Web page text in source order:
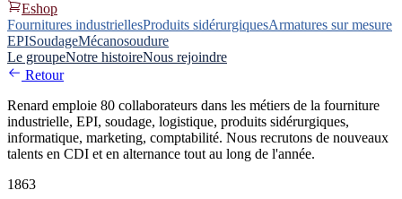
Eshop
Fournitures industriellesProduits sidérurgiquesArmatures sur mesure
EPISoudageMécanosoudure
Le groupeNotre histoireNous rejoindre
Retour
Renard emploie 80 collaborateurs dans les métiers de la fourniture
industrielle, EPI, soudage, logistique, produits sidérurgiques,
informatique, marketing, comptabilité. Nous recrutons de nouveaux
talents en CDI et en alternance tout au long de l'année.
1863